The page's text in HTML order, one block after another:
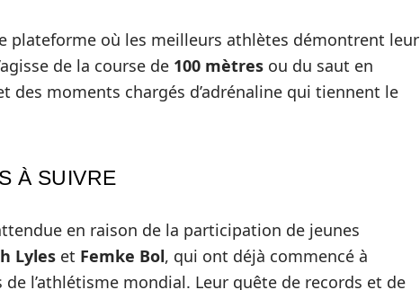
plateforme où les meilleurs athlètes démontrent leur
de la course de 100 mètres ou du saut en
des moments chargés d’adrénaline qui tiennent le
À SUIVRE
en raison de la participation de jeunes
Lyles et Femke Bol, qui ont déjà commencé à
l’athlétisme mondial. Leur quête de records et de